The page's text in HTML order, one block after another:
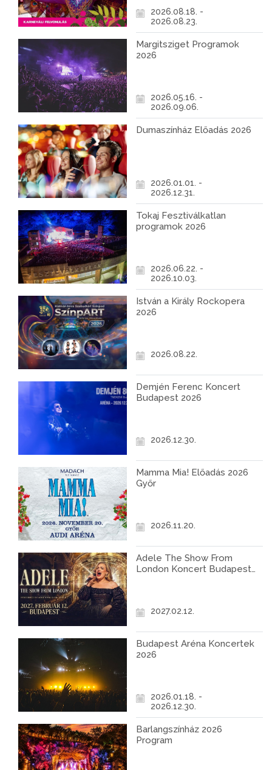
2026.08.18. -
2026.08.23.
Margitsziget Programok
2026
2026.05.16. -
2026.09.06.
Dumaszínház Előadás 2026
2026.01.01. -
2026.12.31.
Tokaj Fesztiválkatlan
programok 2026
2026.06.22. -
2026.10.03.
István a Király Rockopera
2026
2026.08.22.
Demjén Ferenc Koncert
Budapest 2026
2026.12.30.
Mamma Mia! Előadás 2026
Győr
2026.11.20.
Adele The Show From
London Koncert Budapest
2027.02.12.
Budapest Aréna Koncertek
2026
2026.01.18. -
2026.12.30.
Barlangszínház 2026
Program